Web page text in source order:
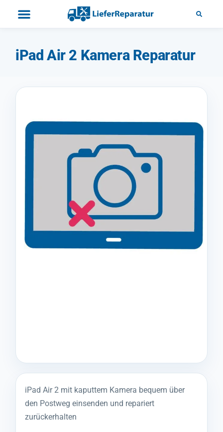
iPad Air 2 Kamera Reparatur
iPad Air 2 mit kaputtem Kamera bequem über
den Postweg einsenden und repariert
zurückerhalten